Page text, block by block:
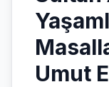
Umut